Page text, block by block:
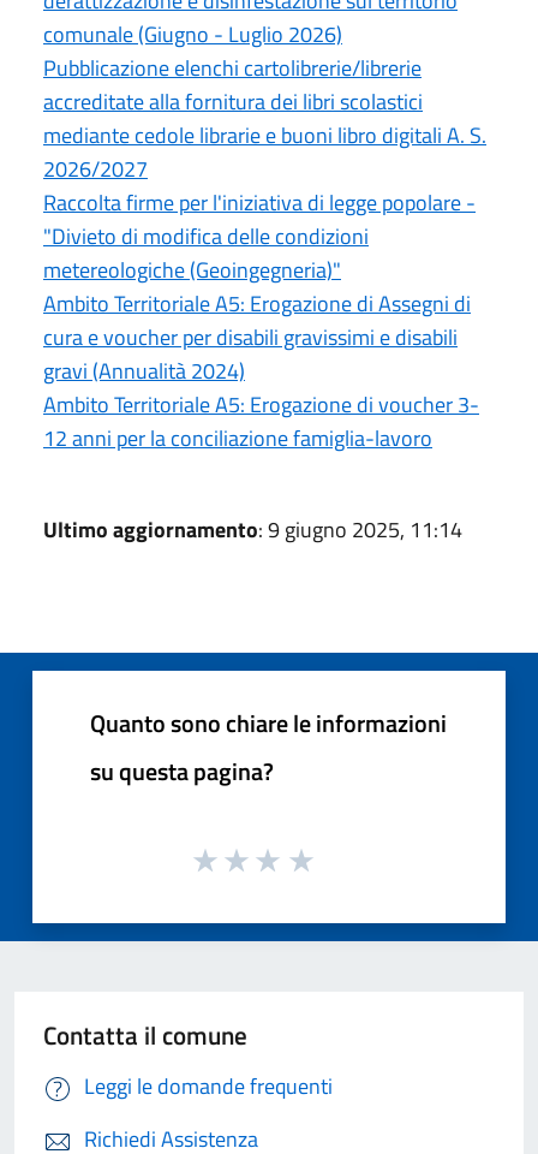
comunale (Giugno - Luglio 2026)
Pubblicazione elenchi cartolibrerie/librerie
accreditate alla fornitura dei libri scolastici
mediante cedole librarie e buoni libro digitali A. S.
2026/2027
Raccolta firme per l'iniziativa di legge popolare -
"Divieto di modifica delle condizioni
metereologiche (Geoingegneria)"
Ambito Territoriale A5: Erogazione di Assegni di
cura e voucher per disabili gravissimi e disabili
gravi (Annualità 2024)
Ambito Territoriale A5: Erogazione di voucher 3-
12 anni per la conciliazione famiglia-lavoro
Ultimo aggiornamento: 9 giugno 2025, 11:14
Quanto sono chiare le informazioni
su questa pagina?
Contatta il comune
Leggi le domande frequenti
Richiedi Assistenza